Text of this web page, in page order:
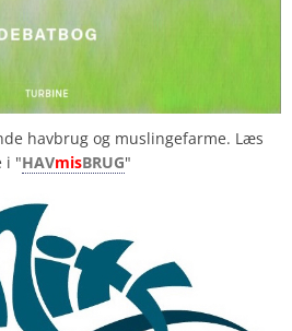
havbrug og muslingefarme. Læs
i "HAVmisBRUG"